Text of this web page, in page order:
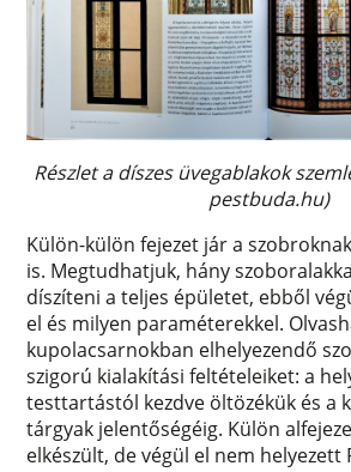
Részlet a díszes üvegablakok
pestbuda.hu)
Külön-külön fejezet jár a
is. Megtudhatjuk, hány
díszíteni a teljes épületet, ebből
el és milyen paraméterekkel.
kupolacsarnokban elhelyezendő
szigorú kialakítási feltételeiket: a
testtartástól kezdve öltözékük és a
tárgyak jelentőségéig. Külön
elkészült, de végül el nem helyezett